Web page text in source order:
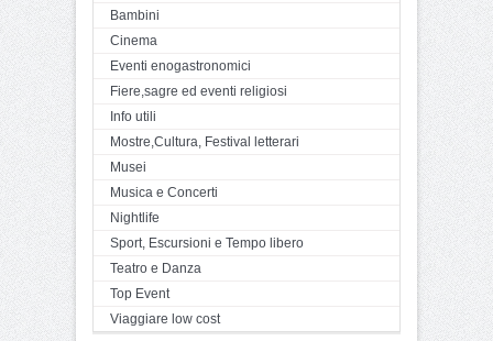
Bambini
Cinema
Eventi enogastronomici
Fiere,sagre ed eventi religiosi
Info utili
Mostre,Cultura, Festival letterari
Musei
Musica e Concerti
Nightlife
Sport, Escursioni e Tempo libero
Teatro e Danza
Top Event
Viaggiare low cost